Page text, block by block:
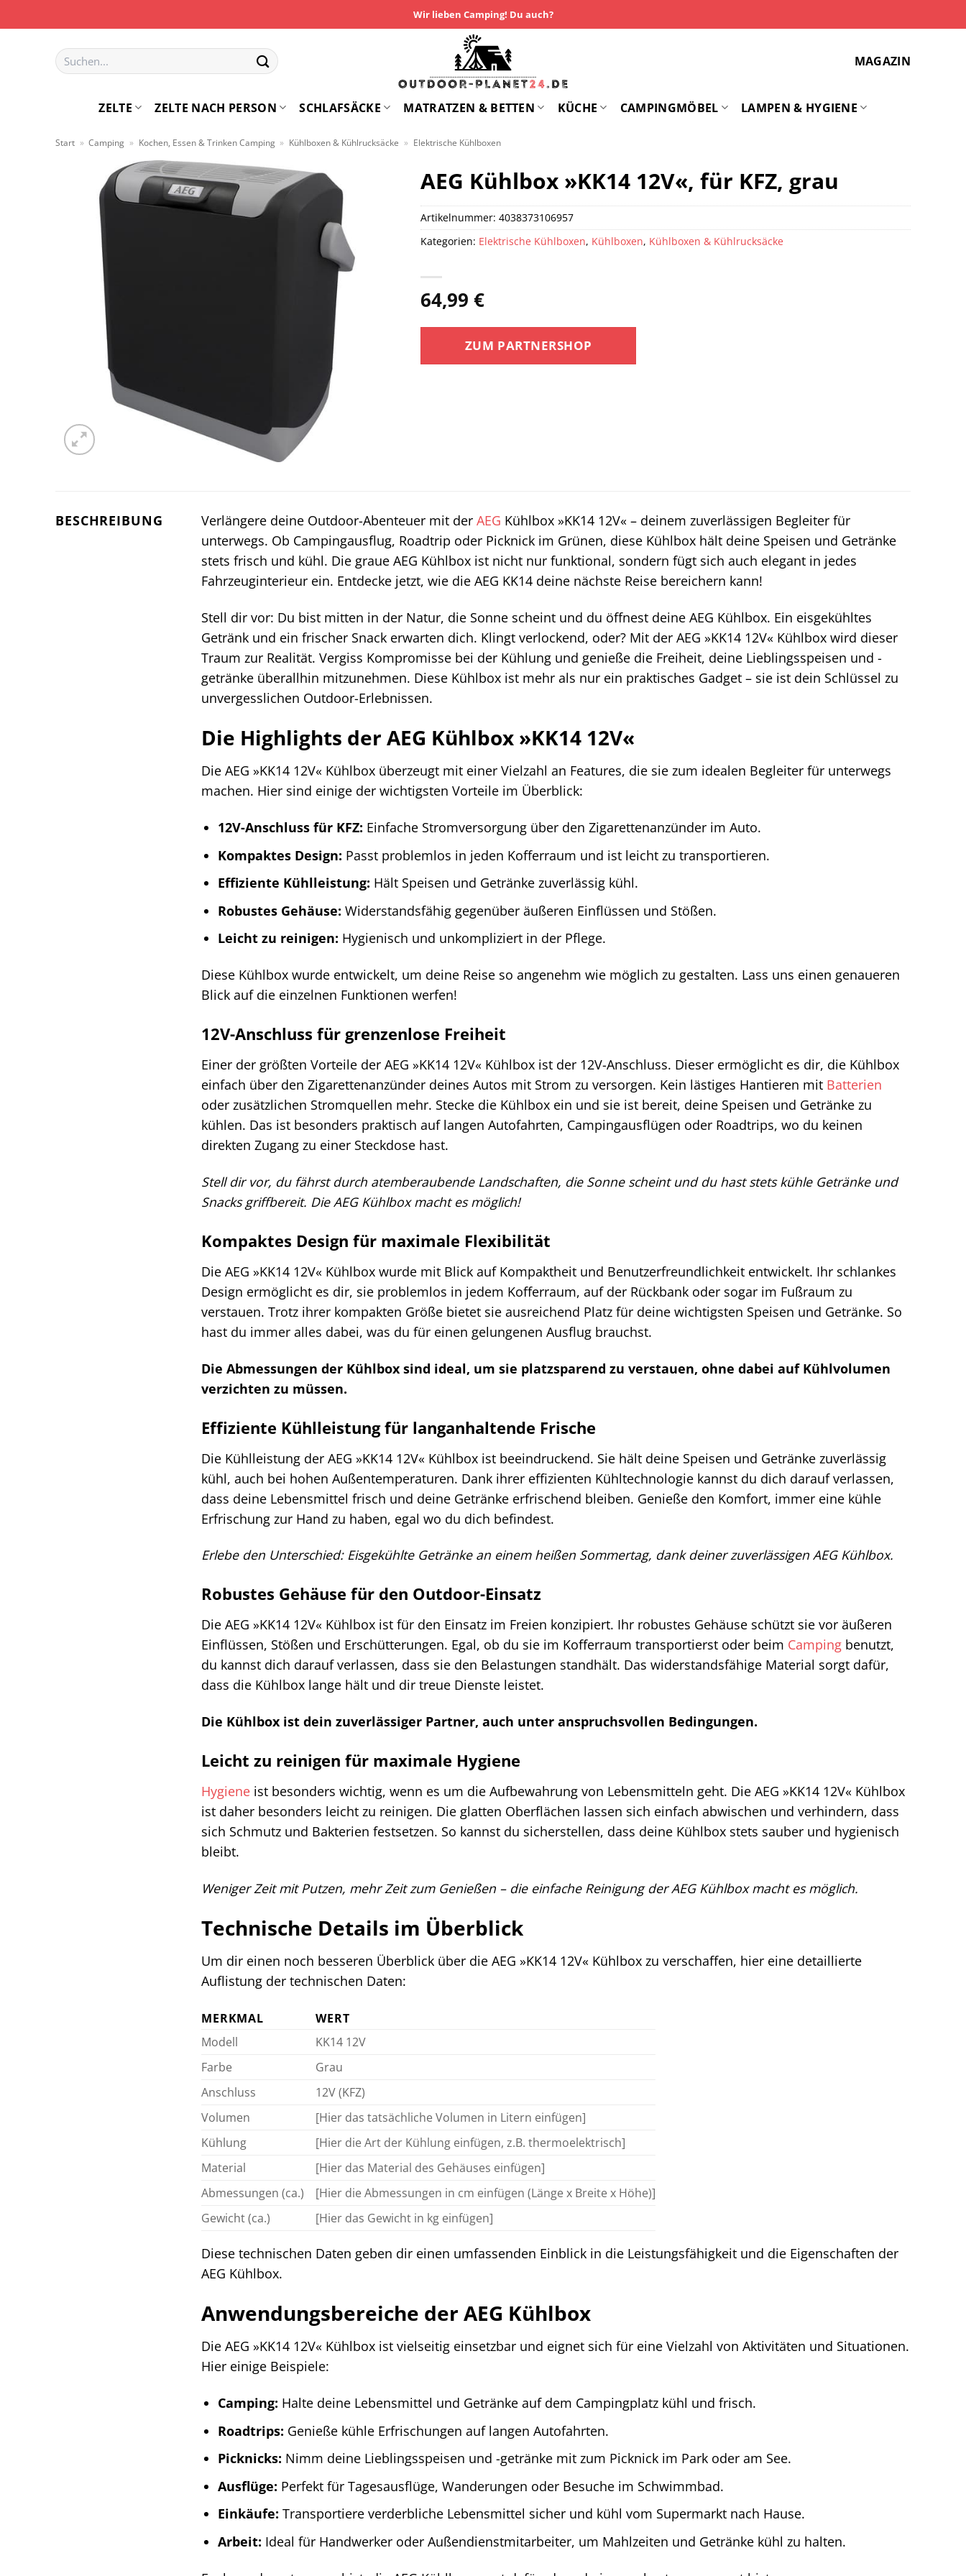
Inhalt
Wir lieben Camping! Du auch?
Suchen
nach:
MAGAZIN
ZELTE ZELTE NACH PERSON SCHLAFSÄCKE MATRATZEN & BETTEN KÜCHE CAMPINGMÖBEL LAMPEN & HYGIENE
Start » Camping » Kochen, Essen & Trinken Camping » Kühlboxen & Kühlrucksäcke » Elektrische Kühlboxen
AEG Kühlbox »KK14 12V«, für KFZ, grau
64,99€
ZUM PARTNERSHOP
Artikelnummer:4038373106957
Kategorien: Elektrische Kühlboxen, Kühlboxen, Kühlboxen & Kühlrucksäcke
BESCHREIBUNG Verlängere deine Outdoor-Abenteuer mit derAEG Kühlbox »KK14 12V« – deinem zuverlässigen Begleiter für
unterwegs. Ob Campingausflug, Roadtrip oder Picknick im Grünen, diese Kühlbox hält deine Speisen und Getränke
stets frisch und kühl. Die graue AEG Kühlbox ist nicht nur funktional, sondern fügt sich auch elegant in jedes
Fahrzeuginterieur ein. Entdecke jetzt, wie die AEG KK14 deine nächste Reise bereichern kann!
Stell dir vor: Du bist mitten in der Natur, die Sonne scheint und du öffnest deine AEG Kühlbox. Ein eisgekühltes
Getränk und ein frischer Snack erwarten dich. Klingt verlockend, oder? Mit der AEG »KK14 12V« Kühlbox wird dieser
Traum zur Realität. Vergiss Kompromisse bei der Kühlung und genieße die Freiheit, deine Lieblingsspeisen und -
getränke überallhin mitzunehmen. Diese Kühlbox ist mehr als nur ein praktisches Gadget – sie ist dein Schlüssel zu
unvergesslichen Outdoor-Erlebnissen.
Die Highlights der AEG Kühlbox »KK14 12V«
Die AEG »KK14 12V« Kühlbox überzeugt mit einer Vielzahl an Features, die sie zum idealen Begleiter für unterwegs
machen. Hier sind einige der wichtigsten Vorteile im Überblick:
12V-Anschluss für KFZ: Einfache Stromversorgung über den Zigarettenanzünder im Auto.
Kompaktes Design: Passt problemlos in jeden Kofferraum und ist leicht zu transportieren.
Effiziente Kühlleistung: Hält Speisen und Getränke zuverlässig kühl.
Robustes Gehäuse: Widerstandsfähig gegenüber äußeren Einflüssen und Stößen.
Leicht zu reinigen: Hygienisch und unkompliziert in der Pflege.
Diese Kühlbox wurde entwickelt, um deine Reise so angenehm wie möglich zu gestalten. Lass uns einen genaueren
Blick auf die einzelnen Funktionen werfen!
12V-Anschluss für grenzenlose Freiheit
Einer der größten Vorteile der AEG »KK14 12V« Kühlbox ist der 12V-Anschluss. Dieser ermöglicht es dir, die Kühlbox
einfach über den Zigarettenanzünder deines Autos mit Strom zu versorgen. Kein lästiges Hantieren mit Batterien
oder zusätzlichen Stromquellen mehr. Stecke die Kühlbox ein und sie ist bereit, deine Speisen und Getränke zu
kühlen. Das ist besonders praktisch auf langen Autofahrten, Campingausflügen oder Roadtrips, wo du keinen
direkten Zugang zu einer Steckdose hast.
Stell dir vor, du fährst durch atemberaubende Landschaften, die Sonne scheint und du hast stets kühle Getränke und
Snacks griffbereit. Die AEG Kühlbox macht es möglich!
Kompaktes Design für maximale Flexibilität
Die AEG »KK14 12V« Kühlbox wurde mit Blick auf Kompaktheit und Benutzerfreundlichkeit entwickelt. Ihr schlankes
Design ermöglicht es dir, sie problemlos in jedem Kofferraum, auf der Rückbank oder sogar im Fußraum zu
verstauen. Trotz ihrer kompakten Größe bietet sie ausreichend Platz für deine wichtigsten Speisen und Getränke. So
hast du immer alles dabei, was du für einen gelungenen Ausflug brauchst.
Die Abmessungen der Kühlbox sind ideal, um sie platzsparend zu verstauen, ohne dabei auf Kühlvolumen
verzichten zu müssen.
Effiziente Kühlleistung für langanhaltende Frische
Die Kühlleistung der AEG »KK14 12V« Kühlbox ist beeindruckend. Sie hält deine Speisen und Getränke zuverlässig
kühl, auch bei hohen Außentemperaturen. Dank ihrer effizienten Kühltechnologie kannst du dich darauf verlassen,
dass deine Lebensmittel frisch und deine Getränke erfrischend bleiben. Genieße den Komfort, immer eine kühle
Erfrischung zur Hand zu haben, egal wo du dich befindest.
Erlebe den Unterschied: Eisgekühlte Getränke an einem heißen Sommertag, dank deiner zuverlässigen AEG Kühlbox.
Robustes Gehäuse für den Outdoor-Einsatz
Die AEG »KK14 12V« Kühlbox ist für den Einsatz im Freien konzipiert. Ihr robustes Gehäuse schützt sie vor äußeren
Einflüssen, Stößen und Erschütterungen. Egal, ob du sie im Kofferraum transportierst oder beim Camping benutzt,
du kannst dich darauf verlassen, dass sie den Belastungen standhält. Das widerstandsfähige Material sorgt dafür,
dass die Kühlbox lange hält und dir treue Dienste leistet.
Die Kühlbox ist dein zuverlässiger Partner, auch unter anspruchsvollen Bedingungen.
Leicht zu reinigen für maximale Hygiene
Hygiene ist besonders wichtig, wenn es um die Aufbewahrung von Lebensmitteln geht. Die AEG »KK14 12V« Kühlbox
ist daher besonders leicht zu reinigen. Die glatten Oberflächen lassen sich einfach abwischen und verhindern, dass
sich Schmutz und Bakterien festsetzen. So kannst du sicherstellen, dass deine Kühlbox stets sauber und hygienisch
bleibt.
Weniger Zeit mit Putzen, mehr Zeit zum Genießen – die einfache Reinigung der AEG Kühlbox macht es möglich.
Technische Details im Überblick
Um dir einen noch besseren Überblick über die AEG »KK14 12V« Kühlbox zu verschaffen, hier eine detaillierte
Auflistung der technischen Daten:
MERKMAL
WERT
Modell
KK14 12V
Farbe
Grau
Anschluss
12V (KFZ)
Volumen
[Hier das tatsächliche Volumen in Litern einfügen]
Kühlung
[Hier die Art der Kühlung einfügen, z.B. thermoelektrisch]
Material
[Hier das Material des Gehäuses einfügen]
Abmessungen (ca.)
[Hier die Abmessungen in cm einfügen (Länge x Breite x Höhe)]
Gewicht (ca.)
[Hier das Gewicht in kg einfügen]
Diese technischen Daten geben dir einen umfassenden Einblick in die Leistungsfähigkeit und die Eigenschaften der
AEG Kühlbox.
Anwendungsbereiche der AEG Kühlbox
Die AEG »KK14 12V« Kühlbox ist vielseitig einsetzbar und eignet sich für eine Vielzahl von Aktivitäten und Situationen.
Hier einige Beispiele:
Camping: Halte deine Lebensmittel und Getränke auf dem Campingplatz kühl und frisch.
Roadtrips: Genieße kühle Erfrischungen auf langen Autofahrten.
Picknicks: Nimm deine Lieblingsspeisen und -getränke mit zum Picknick im Park oder am See.
Ausflüge: Perfekt für Tagesausflüge, Wanderungen oder Besuche im Schwimmbad.
Einkäufe: Transportiere verderbliche Lebensmittel sicher und kühl vom Supermarkt nach Hause.
Arbeit: Ideal für Handwerker oder Außendienstmitarbeiter, um Mahlzeiten und Getränke kühl zu halten.